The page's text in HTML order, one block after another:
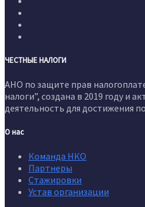
ЧЕСТНЫЕ НАЛОГИ
АНО по защите прав
налоги”, создана в 2019 году и
деятельность для достижения
О нас
Команда НКО
Партнеры
Стажировки
Устав организации